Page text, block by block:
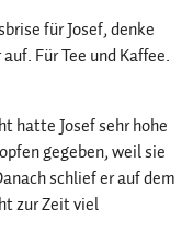
für Josef, denke
Für Tee und Kaffee.
hatte Josef sehr hohe
gegeben, weil sie
schlief er auf dem
zur Zeit viel